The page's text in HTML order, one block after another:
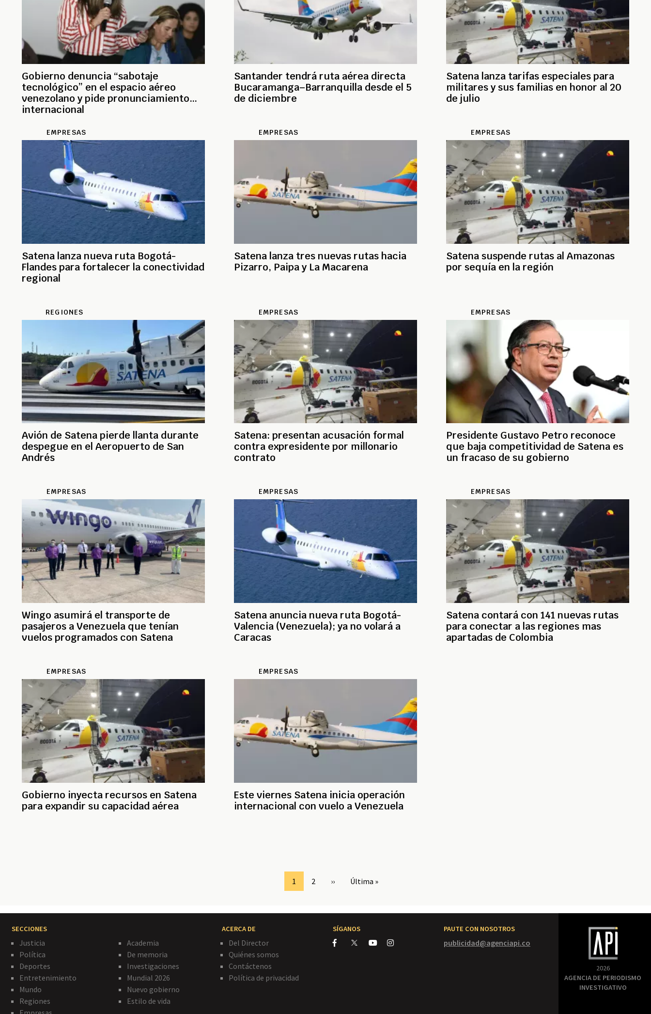
Gobierno denuncia “sabotaje
tecnológico” en el espacio aéreo
venezolano y pide pronunciamiento
internacional
Santander tendrá ruta aérea directa
Bucaramanga–Barranquilla desde el 5
de diciembre
Satena lanza tarifas especiales para
militares y sus familias en honor al 20
de julio
EMPRESAS
Satena lanza nueva ruta Bogotá-
Flandes para fortalecer la conectividad
regional
EMPRESAS
Satena lanza tres nuevas rutas hacia
Pizarro, Paipa y La Macarena
EMPRESAS
Satena suspende rutas al Amazonas
por sequía en la región
REGIONES
Avión de Satena pierde llanta durante
despegue en el Aeropuerto de San
Andrés
EMPRESAS
Satena: presentan acusación formal
contra expresidente por millonario
contrato
EMPRESAS
Presidente Gustavo Petro reconoce
que baja competitividad de Satena es
un fracaso de su gobierno
EMPRESAS
Wingo asumirá el transporte de
pasajeros a Venezuela que tenían
vuelos programados con Satena
EMPRESAS
Satena anuncia nueva ruta Bogotá-
Valencia (Venezuela); ya no volará a
Caracas
EMPRESAS
Satena contará con 141 nuevas rutas
para conectar a las regiones mas
apartadas de Colombia
EMPRESAS
Gobierno inyecta recursos en Satena
para expandir su capacidad aérea
EMPRESAS
Este viernes Satena inicia operación
internacional con vuelo a Venezuela
Page
1 Page
2
Siguiente
››
Última
Última »
SECCIONES
Justicia
Política
Deportes
Entretenimiento
Mundo
Regiones
Academia
De memoria
Investigaciones
Mundial 2026
Nuevo gobierno
Estilo de vida
ACERCA DE
Del Director
Quiénes somos
Contáctenos
Política de privacidad
SÍGANOS PAUTE CON NOSOTROS
publicidad@agenciapi.co
2026
AGENCIA DE PERIODISMO
INVESTIGATIVO